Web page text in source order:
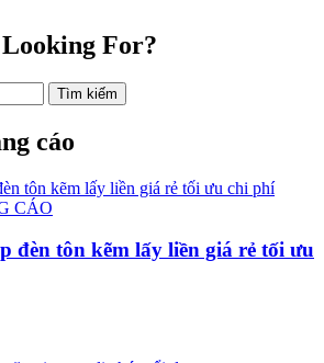
For?
cáo
CÁO
đèn tôn kẽm lấy liền giá rẻ tối ưu